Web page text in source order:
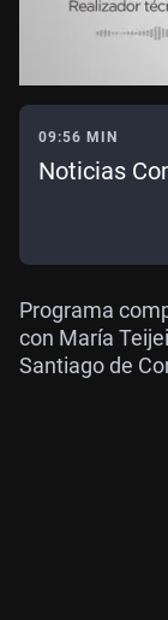
09:56 MIN
Noticias
Programa
con María
Santiago de